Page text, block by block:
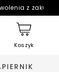
z
Koszyk